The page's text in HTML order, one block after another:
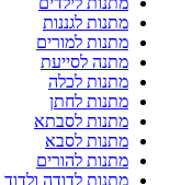
מתנות לגננות
מתנות למורים
מתנה לסייעת
מתנות לכלה
מתנות לחתן
מתנות לסבתא
מתנות לסבא
מתנות להורים
מתנות לדודה ולדוד